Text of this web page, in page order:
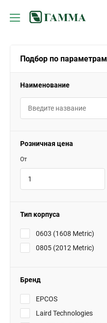
Подбор по параметрам
Наименование
Розничная цена
От
Тип корпуса
0603 (1608 Metric)
0805 (2012 Metric)
Бренд
EPCOS
Laird Technologies